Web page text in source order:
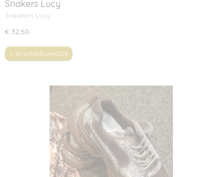
Snakers Lucy
Sneakers Lucy
€ 32,50
IN WINKELWAGEN